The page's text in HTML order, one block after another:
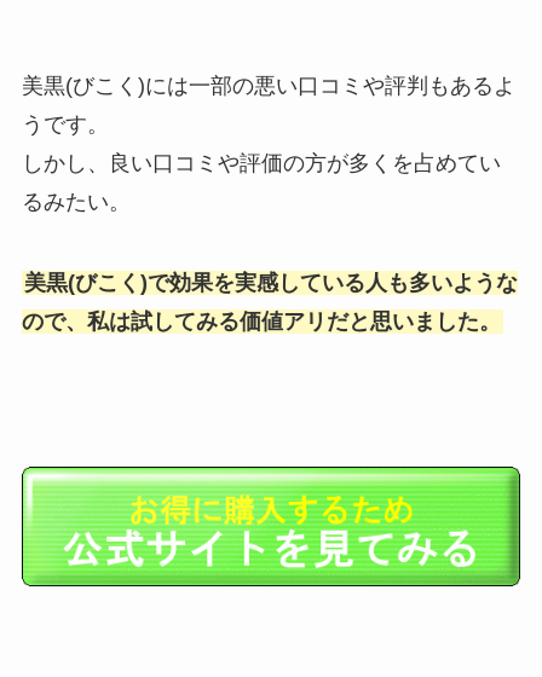
美黒(びこく)には一部の悪い口コミや評判もあるよ
うです。
しかし、良い口コミや評価の方が多くを占めてい
るみたい。
美黒(びこく)で効果を実感している人も多いような
ので、私は試してみる価値アリだと思いました。